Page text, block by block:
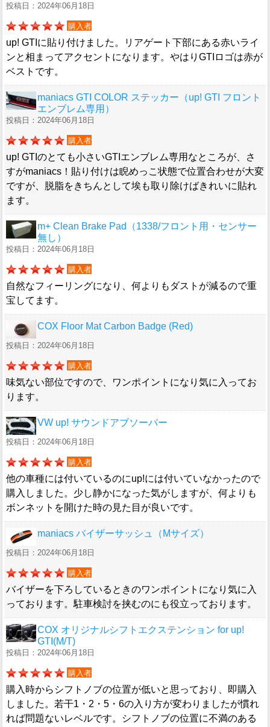
投稿日：2024年06月18日
購入者
up! GTIに貼り付けました。リアゲート下部にある赤いライ
ンと相まってアクセントになります。やはりGTIロゴは赤が
ベストです。
maniacs GTI COLOR ステッカー（up! GTI フロント
エンブレム専用）
投稿日：2024年06月18日
購入者
up! GTIのとても小さいGTIエンブレム専用なところが、さ
すがmaniacs！貼り付けは睨めっこ状態で位置合わせが大変
ですが、脱脂をきちんとして埃も取り除けばきれいに貼れ
ます。
m+ Clean Brake Pad（1338/フロント用・センサー
無し）
投稿日：2024年06月18日
購入者
自然なフィーリングになり、何よりもダストが減るので重
宝してます。
COX Floor Mat Carbon Badge (Red)
投稿日：2024年06月18日
購入者
味気ない部位ですので、ワンポイントになり気に入ってお
ります。
VW up! サウンドアブソーバー
投稿日：2024年06月18日
購入者
他の車種には付いているのにup!には付いていなかったので
購入しました。少し静かになった気がしますが、何よりも
ボンネットを開けた時の見た目が良いです。
maniacs バイザーサッシュ（Mサイズ）
投稿日：2024年06月18日
購入者
バイザーを下ろしているときのワンポイントになり気に入
っております。駐車検討を挟むのにも役立っております。
COX オリジナルシフトエクステンション for up!
GTI(M/T)
投稿日：2024年06月18日
購入者
購入時からシフトノブの位置が低いと思っており、即購入
しました。若干1・2・5・6の入り方が変わりましたが慣れ
れば問題ないレベルです。シフトノブの位置に不満のある